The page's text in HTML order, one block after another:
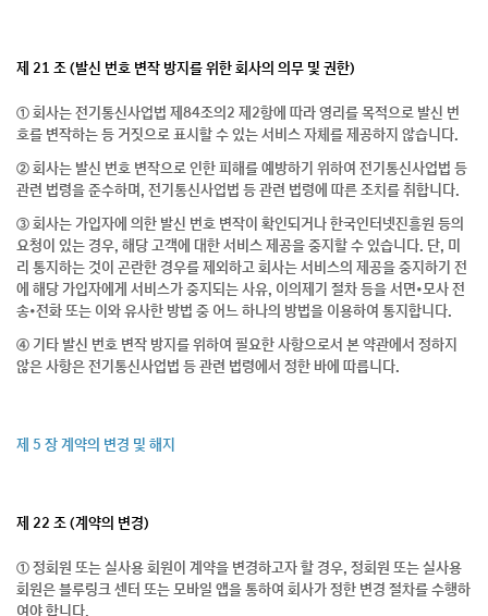
제 21 조 (발신 번호 변작 방지를 위한 회사의 의무 및 권한)
① 회사는 전기통신사업법 제84조의2 제2항에 따라 영리를 목적으로 발신 번
호를 변작하는 등 거짓으로 표시할 수 있는 서비스 자체를 제공하지 않습니다.
② 회사는 발신 번호 변작으로 인한 피해를 예방하기 위하여 전기통신사업법 등
관련 법령을 준수하며, 전기통신사업법 등 관련 법령에 따른 조치를 취합니다.
③ 회사는 가입자에 의한 발신 번호 변작이 확인되거나 한국인터넷진흥원 등의
요청이 있는 경우, 해당 고객에 대한 서비스 제공을 중지할 수 있습니다. 단, 미
리 통지하는 것이 곤란한 경우를 제외하고 회사는 서비스의 제공을 중지하기 전
에 해당 가입자에게 서비스가 중지되는 사유, 이의제기 절차 등을 서면•모사 전
송•전화 또는 이와 유사한 방법 중 어느 하나의 방법을 이용하여 통지합니다.
④ 기타 발신 번호 변작 방지를 위하여 필요한 사항으로서 본 약관에서 정하지
않은 사항은 전기통신사업법 등 관련 법령에서 정한 바에 따릅니다.
제 5 장 계약의 변경 및 해지
제 22 조 (계약의 변경)
① 정회원 또는 실사용 회원이 계약을 변경하고자 할 경우, 정회원 또는 실사용
회원은 블루링크 센터 또는 모바일 앱을 통하여 회사가 정한 변경 절차를 수행하
여야 합니다.